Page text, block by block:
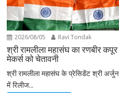
2026/08/05 Ravi Tondak
श्री रामलीला महासंघ का रणबीर
मेकर्स को चेतावनी
श्री रामलीला महासंघ के प्रेसिडेंट श्री
में रिलीज...